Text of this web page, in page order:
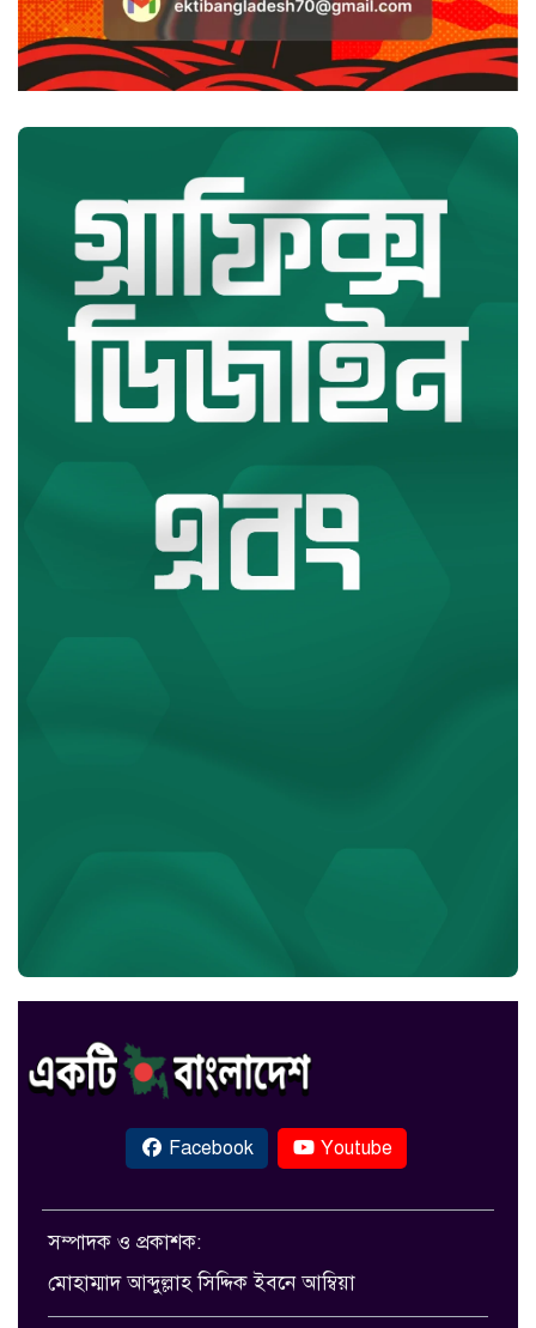
Facebook Youtube
সম্পাদক ও প্রকাশক:
মোহাম্মাদ আব্দুল্লাহ সিদ্দিক ইবনে আম্বিয়া